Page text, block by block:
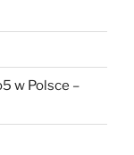
w Polsce –